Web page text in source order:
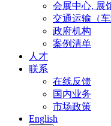
会展中心, 展
交通运输（车
政府机构
案例清单
人才
联系
在线反馈
国内业务
市场政策
English